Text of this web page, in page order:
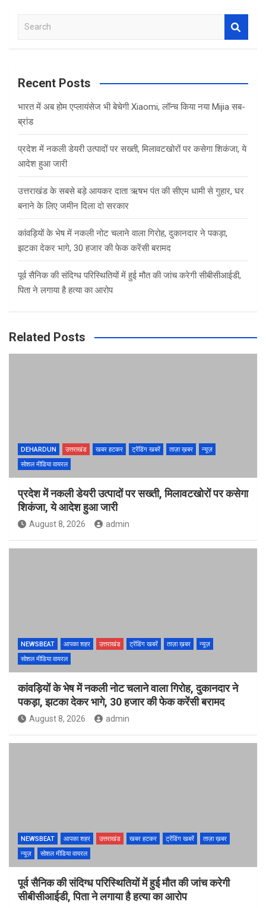
a
c
Recent Posts
भारत में अब होम एप्लायंसेज भी बेचेगी Xiaomi, लॉन्च किया नया Mijia सब-
ब्रांड
प्रदेश में नकली डेयरी उत्पादों पर सख्ती, मिलावटखोरों पर कसेगा शिकंजा, ये
आदेश हुआ जारी
उत्तराखंड के सबसे बड़े आयकर दाता ऋषभ पंत की सीएम धामी से गुहार, घर
बनाने के लिए जमीन दिला दो सरकार
कांवड़ियों के भेष में नकली नोट चलाने वाला गिरोह, दुकानदार ने पकड़ा,
झटका देकर भागे, 30 हजार की फेक करेंसी बरामद
पूर्व सैनिक की संदिग्ध परिस्थितियों में हुई मौत की जांच करेगी सीबीसीआईडी,
पिता ने लगाया है हत्या का आरोप
Related Posts
DEHARDUN उत्तराखंड खबर हटकर ट्रेंडिंग खबरें ताज़ा ख़बर
न्यूज़
सोशल मीडिया वायरल
प्रदेश में नकली डेयरी उत्पादों पर सख्ती, मिलावटखोरों पर कसेगा
शिकंजा, ये आदेश हुआ जारी
August 8, 2026 admin
NEWSBEAT आपका शहर उत्तराखंड ट्रेंडिंग खबरें ताज़ा ख़बर
न्यूज़
सोशल मीडिया वायरल
कांवड़ियों के भेष में नकली नोट चलाने वाला गिरोह, दुकानदार ने
पकड़ा, झटका देकर भागे, 30 हजार की फेक करेंसी बरामद
August 8, 2026 admin
NEWSBEAT आपका शहर उत्तराखंड खबर हटकर ट्रेंडिंग खबरें
ताज़ा ख़बर
न्यूज़
सोशल मीडिया वायरल
पूर्व सैनिक की संदिग्ध परिस्थितियों में हुई मौत की जांच करेगी
सीबीसीआईडी, पिता ने लगाया है हत्या का आरोप